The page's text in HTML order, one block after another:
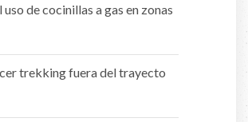
de cocinillas a gas en zonas
trekking fuera del trayecto